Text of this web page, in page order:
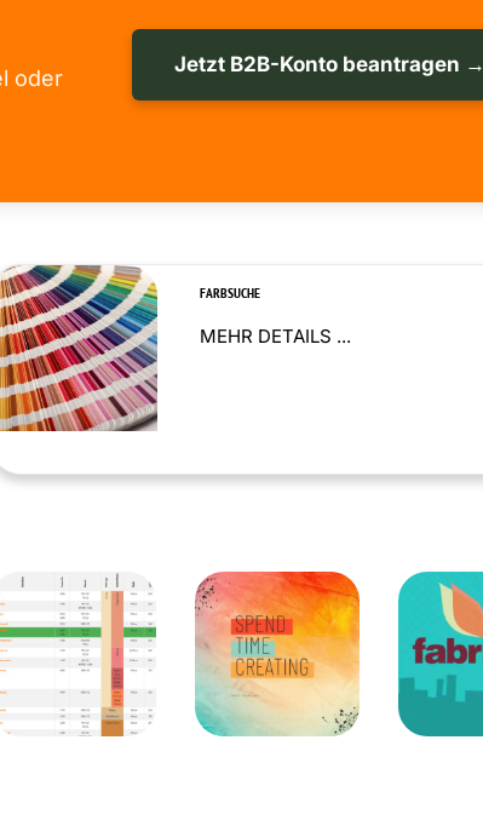
oder
Jetzt B2B-Konto beantragen →
FARBSUCHE
MEHR DETAILS ...